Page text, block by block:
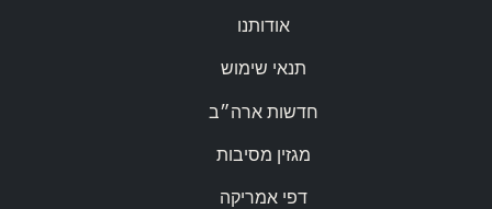
אודותנו
תנאי שימוש
חדשות ארה״ב
מגזין מסיבות
דפי אמריקה